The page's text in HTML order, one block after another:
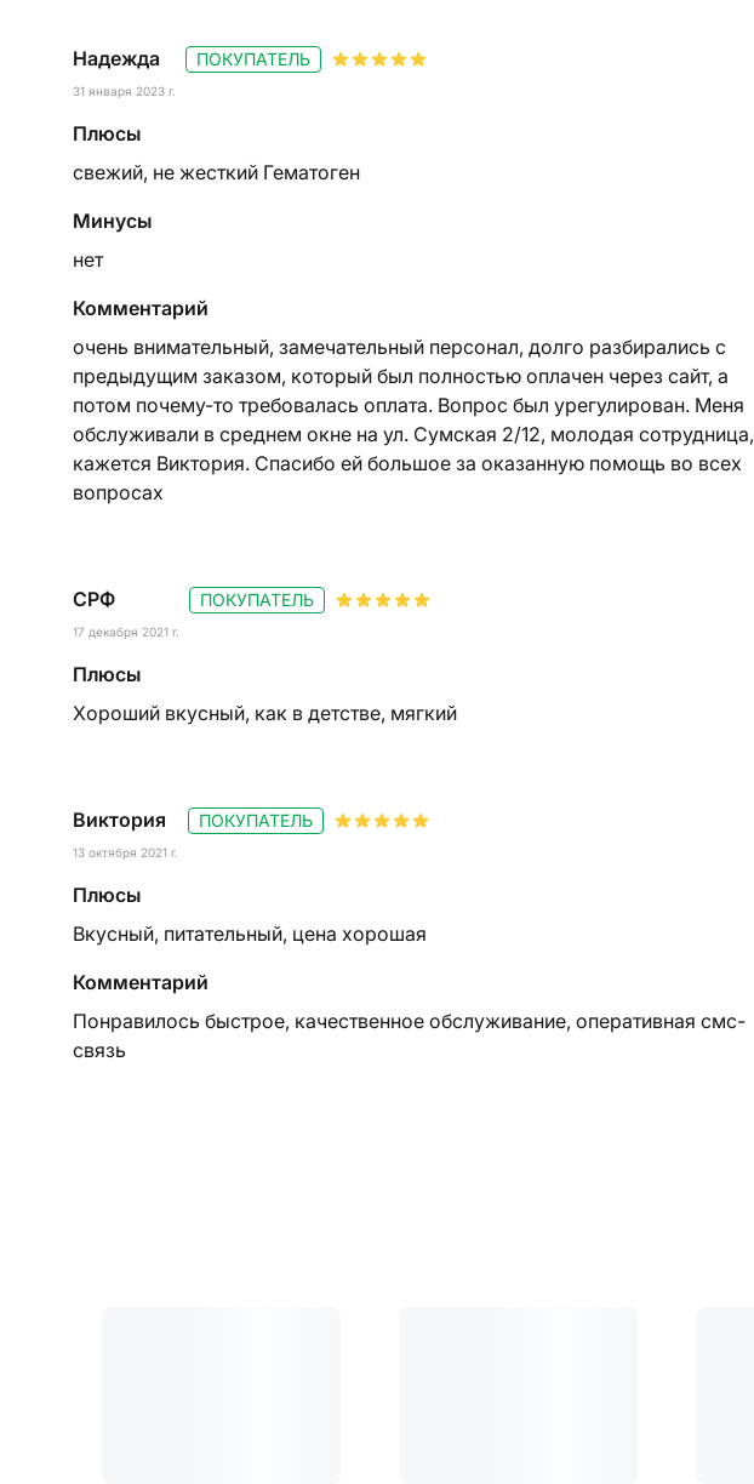
Надежда
31 января 2023 г.
ПОКУПАТЕЛЬ
Плюсы
свежий, не жесткий Гематоген
Минусы
нет
Комментарий
очень внимательный, замечательный персонал, долго разбирались с
предыдущим заказом, который был полностью оплачен через сайт, а
потом почему-то требовалась оплата. Вопрос был урегулирован. Меня
обслуживали в среднем окне на ул. Сумская 2/12, молодая сотрудница,
кажется Виктория. Спасибо ей большое за оказанную помощь во всех
вопросах
СРФ
17 декабря 2021 г.
ПОКУПАТЕЛЬ
Плюсы
Хороший вкусный, как в детстве, мягкий
Виктория
13 октября 2021 г.
ПОКУПАТЕЛЬ
Плюсы
Вкусный, питательный, цена хорошая
Комментарий
Понравилось быстрое, качественное обслуживание, оперативная смс-
связь